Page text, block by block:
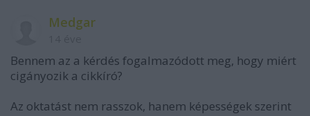
Medgar
Bennem az a kérdés fogalmazódott meg, hogy miért
cigányozik a cikkíró?
Az oktatást nem rasszok, hanem képességek szerint